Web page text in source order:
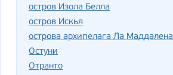
остров Изола Белла
остров Искья
острова архипелага Ла Маддалена
Остуни
Отранто